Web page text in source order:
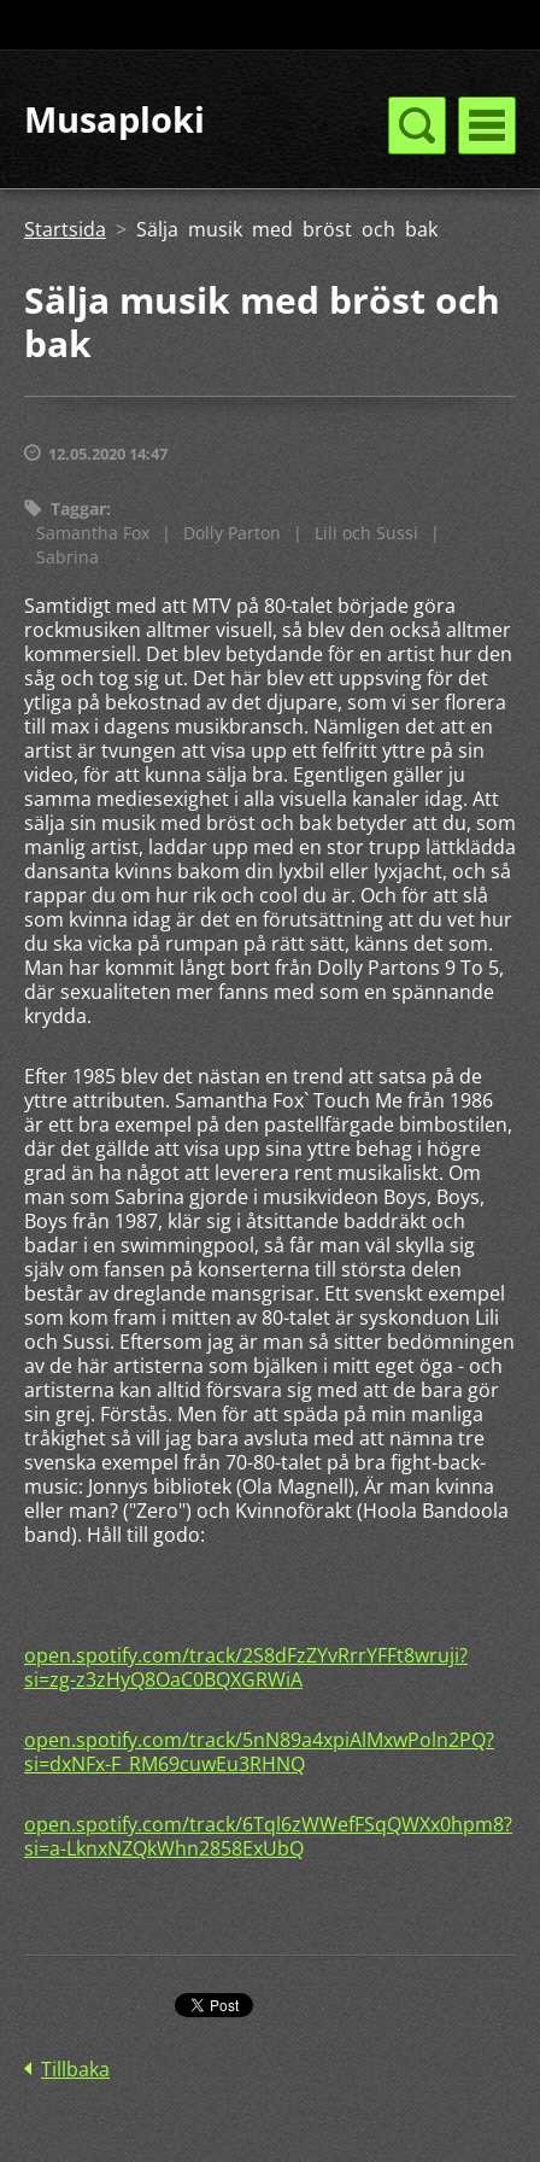
Musaploki
Startsida > Sälja musik med bröst och bak
Sälja musik med bröst och
bak
12.05.2020 14:47
Taggar:
Samantha Fox | Dolly Parton | Lili och Sussi
|
Sabrina
Samtidigt med att MTV på 80-talet började göra
rockmusiken alltmer visuell, så blev den också alltmer
kommersiell. Det blev betydande för en artist hur den
såg och tog sig ut. Det här blev ett uppsving för det
ytliga på bekostnad av det djupare, som vi ser florera
till max i dagens musikbransch. Nämligen det att en
artist är tvungen att visa upp ett felfritt yttre på sin
video, för att kunna sälja bra. Egentligen gäller ju
samma mediesexighet i alla visuella kanaler idag. Att
sälja sin musik med bröst och bak betyder att du, som
manlig artist, laddar upp med en stor trupp lättklädda
dansanta kvinns bakom din lyxbil eller lyxjacht, och så
rappar du om hur rik och cool du är. Och för att slå
som kvinna idag är det en förutsättning att du vet hur
du ska vicka på rumpan på rätt sätt, känns det som.
Man har kommit långt bort från Dolly Partons 9 To 5,
där sexualiteten mer fanns med som en spännande
krydda.
Efter 1985 blev det nästan en trend att satsa på de
yttre attributen. Samantha Fox` Touch Me från 1986
är ett bra exempel på den pastellfärgade bimbostilen,
där det gällde att visa upp sina yttre behag i högre
grad än ha något att leverera rent musikaliskt. Om
man som Sabrina gjorde i musikvideon Boys, Boys,
Boys från 1987, klär sig i åtsittande baddräkt och
badar i en swimmingpool, så får man väl skylla sig
själv om fansen på konserterna till största delen
består av dreglande mansgrisar. Ett svenskt exempel
som kom fram i mitten av 80-talet är syskonduon Lili
och Sussi. Eftersom jag är man så sitter bedömningen
av de här artisterna som bjälken i mitt eget öga - och
artisterna kan alltid försvara sig med att de bara gör
sin grej. Förstås. Men för att späda på min manliga
tråkighet så vill jag bara avsluta med att nämna tre
svenska exempel från 70-80-talet på bra fight-back-
music: Jonnys bibliotek (Ola Magnell), Är man kvinna
eller man? ("Zero") och Kvinnoförakt (Hoola Bandoola
band). Håll till godo:
open.spotify.com/track/2S8dFzZYvRrrYFFt8wruji?
si=zg-z3zHyQ8OaC0BQXGRWiA
open.spotify.com/track/5nN89a4xpiAlMxwPoln2PQ?
si=dxNFx-F_RM69cuwEu3RHNQ
open.spotify.com/track/6Tql6zWWefFSqQWXx0hpm8?
si=a-LknxNZQkWhn2858ExUbQ
Tillbaka